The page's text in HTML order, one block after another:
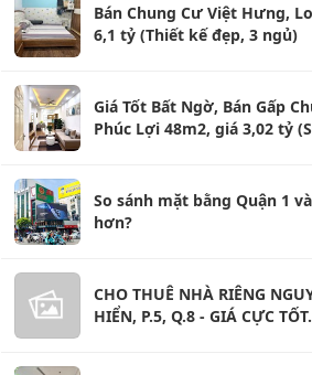
Bán Chung Cư Việt Hưng,
6,1 tỷ (Thiết kế đẹp, 3 ngủ)
Giá Tốt Bất Ngờ, Bán Gấp
Phúc Lợi 48m2, giá 3,02 tỷ
So sánh mặt bằng Quận 1
hơn?
CHO THUÊ NHÀ RIÊNG
HIỂN, P.5, Q.8 - GIÁ CỰC TỐT.